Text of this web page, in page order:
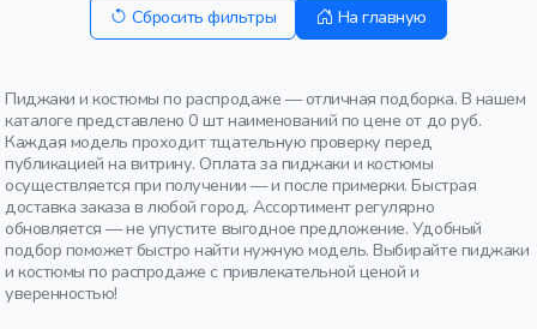
Сбросить фильтры На главную
Пиджаки и костюмы по распродаже — отличная подборка. В нашем
каталоге представлено 0 шт наименований по цене от до руб.
Каждая модель проходит тщательную проверку перед
публикацией на витрину. Оплата за пиджаки и костюмы
осуществляется при получении — и после примерки. Быстрая
доставка заказа в любой город. Ассортимент регулярно
обновляется — не упустите выгодное предложение. Удобный
подбор поможет быстро найти нужную модель. Выбирайте пиджаки
и костюмы по распродаже с привлекательной ценой и
уверенностью!